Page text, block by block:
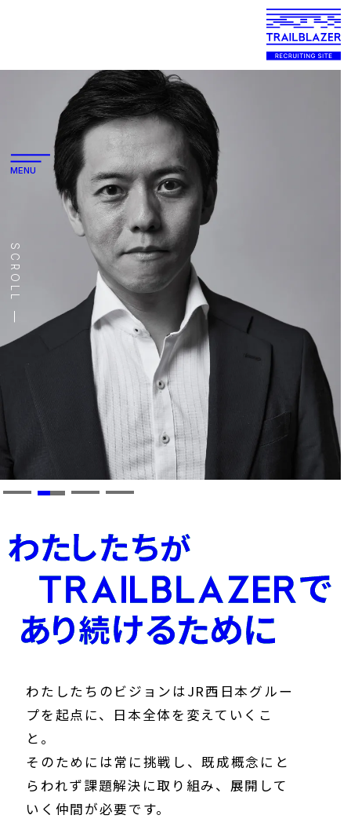
MENU
SCROLL
わたしたちが
わたしたちのビジョンはJR西日本グルー
プを起点に、日本全体を変えていくこ
と。
そのためには常に挑戦し、既成概念にと
らわれず課題解決に取り組み、展開して
いく仲間が必要です。